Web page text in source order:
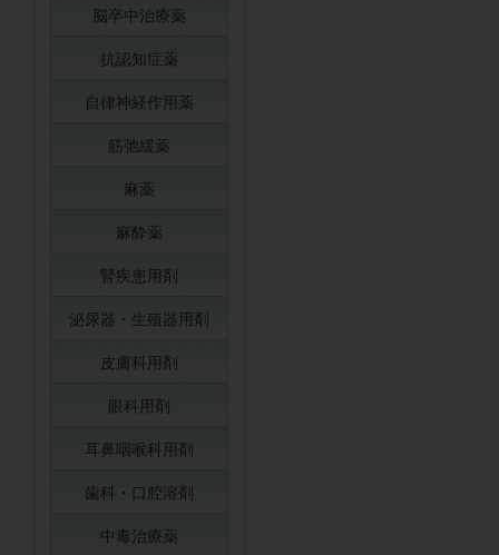
脳卒中治療薬
抗認知症薬
自律神経作用薬
筋弛緩薬
麻薬
麻酔薬
腎疾患用剤
泌尿器・生殖器用剤
皮膚科用剤
眼科用剤
耳鼻咽喉科用剤
歯科・口腔溶剤
中毒治療薬